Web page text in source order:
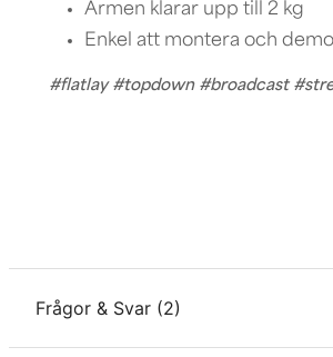
Armen klarar upp till 2 kg
Enkel att montera och
#flatlay #topdown #broadcast
Frågor & Svar (2)